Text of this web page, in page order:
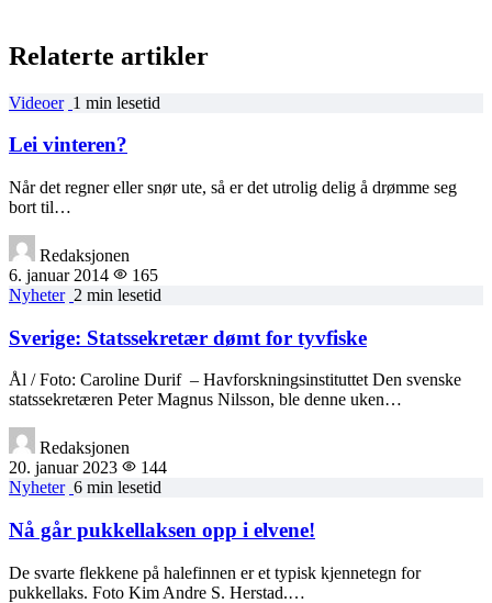
Relaterte artikler
Videoer 1 min lesetid
Lei vinteren?
Når det regner eller snør ute, så er det utrolig delig å drømme seg
bort til…
Redaksjonen
6. januar 2014
165
Nyheter 2 min lesetid
Sverige: Statssekretær dømt for tyvfiske
Ål / Foto: Caroline Durif – Havforskningsinstituttet Den svenske
statssekretæren Peter Magnus Nilsson, ble denne uken…
Redaksjonen
20. januar 2023
144
Nyheter 6 min lesetid
Nå går pukkellaksen opp i elvene!
De svarte flekkene på halefinnen er et typisk kjennetegn for
pukkellaks. Foto Kim Andre S. Herstad.…